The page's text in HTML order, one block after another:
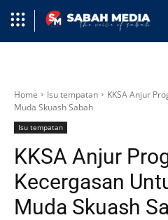
Home Isu tempatan
KKSA Anjur
Muda Skuash Sabah
Isu tempatan
KKSA Anjur
Kecergasan
Muda Skuash